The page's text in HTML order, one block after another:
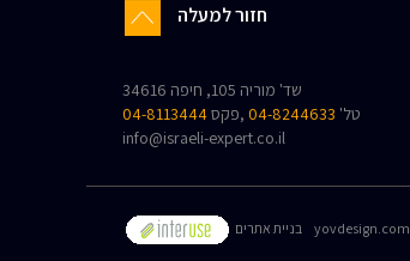
חזור למעלה
שד' מוריה 105, חיפה 34616
טל' 04-8244633 ,פקס04-8113444
info@israeli-expert.co.il
בניית אתרים yovdesign.com